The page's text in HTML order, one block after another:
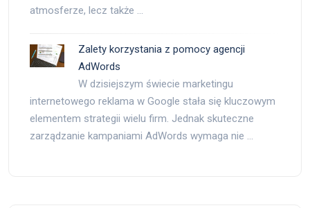
atmosferze, lecz także …
Zalety korzystania z pomocy agencji
AdWords
W dzisiejszym świecie marketingu
internetowego reklama w Google stała się kluczowym
elementem strategii wielu firm. Jednak skuteczne
zarządzanie kampaniami AdWords wymaga nie …